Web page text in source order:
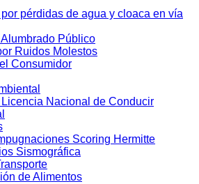
pérdidas de agua y cloaca en vía
Público
Ruidos Molestos
Consumidor
Nacional de Conducir
Scoring Hermitte
Sismográfica
de Alimentos